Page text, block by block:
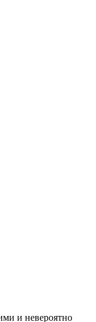
и невероятно